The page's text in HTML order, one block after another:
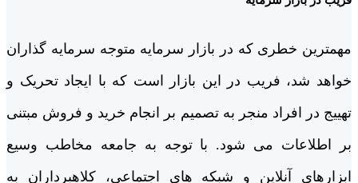
مهم­ترین خطری که در بازار سرمایه متوجه سرمایه گذاران
خواهد شد، فریب در این بازار است که با ایجاد تحریک و
تهییج در افراد منجر به تصمیم بر انجام خرید و فروش مبتنی
بر اطلاعات می شود. با توجه به جامعه مخاطب وسیع
ابزارهای آنلاین و شبکه های اجتماعی، کلاهبرداران به